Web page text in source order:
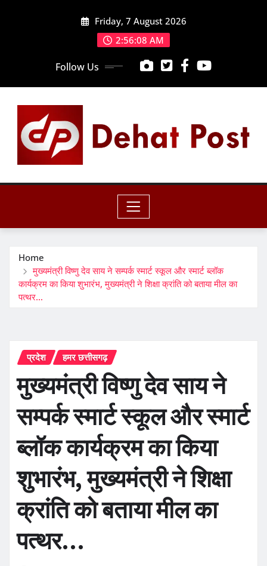
Friday, 7 August 2026
2:56:09 AM
Follow Us
Home
मुख्यमंत्री विष्णु देव साय ने सम्पर्क स्मार्ट स्कूल और स्मार्ट ब्लॉक
कार्यक्रम का किया शुभारंभ, मुख्यमंत्री ने शिक्षा क्रांति को बताया मील का
पत्थर…
प्रदेश हमर छत्तीसगढ़
मुख्यमंत्री विष्णु देव साय ने
सम्पर्क स्मार्ट स्कूल और स्मार्ट
ब्लॉक कार्यक्रम का किया
शुभारंभ, मुख्यमंत्री ने शिक्षा
क्रांति को बताया मील का
पत्थर…